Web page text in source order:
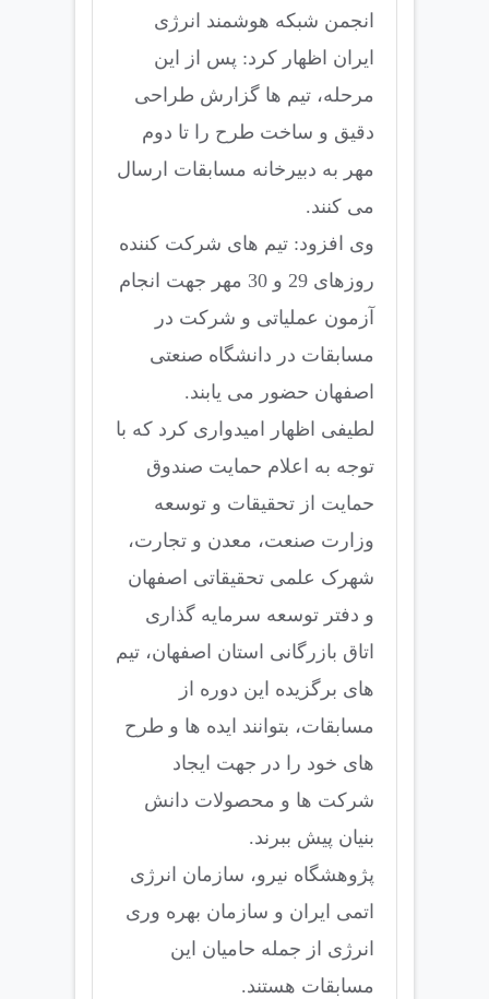
انجمن شبکه هوشمند انرژی
ایران اظهار کرد: پس از این
مرحله، تیم ها گزارش طراحی
دقیق و ساخت طرح را تا دوم
مهر به دبیرخانه مسابقات ارسال
می کنند.
وی افزود: تیم های شرکت کننده
روزهای 29 و 30 مهر جهت انجام
آزمون عملیاتی و شرکت در
مسابقات در دانشگاه صنعتی
اصفهان حضور می یابند.
لطیفی اظهار امیدواری کرد که با
توجه به اعلام حمایت صندوق
حمایت از تحقیقات و توسعه
وزارت صنعت، معدن و تجارت،
شهرک علمی تحقیقاتی اصفهان
و دفتر توسعه سرمایه گذاری
اتاق بازرگانی استان اصفهان، تیم
های برگزیده این دوره از
مسابقات، بتوانند ایده ها و طرح
های خود را در جهت ایجاد
شرکت ها و محصولات دانش
بنیان پیش ببرند.
پژوهشگاه نیرو، سازمان انرژی
اتمی ایران و سازمان بهره وری
انرژی از جمله حامیان این
مسابقات هستند.